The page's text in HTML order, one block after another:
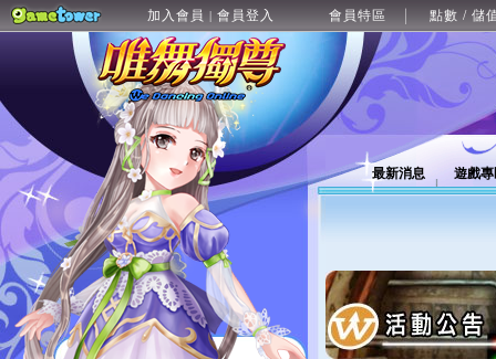
加入會員 | 會員登入 會員特區 點數 / 儲
最新消息 遊戲